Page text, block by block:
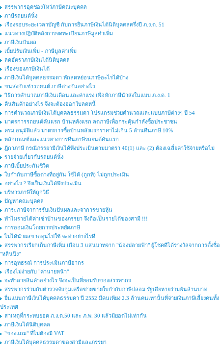
สรรพากรอุดช่องโหว่ภาษีคณะบุคคล
ภาษีรถยนต์นั่ง
เรื่องรอบระยะเวลาบัญชี กับการยื่นภาษีเงินได้นิติบุคคลครึ่งปี ภ.ง.ด. 51
แนวทางปฎิบัติหลังการจดทะเบียนภาษีมูลค่าเพิ่ม
ภาษีเงินปันผล
เบี้ยปรับเงินเพิ่ม - ภาษีมูลค่าเพิ่ม
ลดอัตราภาษีเงินได้นิติบุคคล
เรื่องของภาษีเงินได้
ภาษีเงินได้บุคคลธรรมดา หักลดหย่อนภาษีอะไรได้บ้าง
ขนส่งกับเช่ารถยนต์ ภาษีต่างกันอย่างไร
วิธีการคำนวณภาษีเงินเดือนและค่าแรง เพื่อหักภาษีนำส่งในแบบ ภ.ง.ด. 1
คืนสินค้าอย่างไร จึงจะต้องออกใบลดหนี้
การคำนวณภาษีเงินได้บุคคลธรรมดา โปรแกรมช่วยคำนวณและแบบภาษีต่างๆ ปี 54
มาตรการรถยนต์คันแรก บ้านหลังแรก ลดภาษีเพื่อกระตุ้นกำลังซื้อประชาชน
ครม.อนุมัติแล้ว มาตรการซื้อบ้านหลังแรกราคาไม่เกิน 5 ล้านคืนภาษี 10%
หลักเกณฑ์และแนวทางการคืนภาษีรถยนต์คันแรก
ฎีกาภาษี กรณีภรรยามีเงินได้พึงประเมินตามมาตรา 40(1) และ (2) ต้องเฉลี่ยค่าใช้จ่ายหรือไม่
รายจ่ายเกี่ยวกับรถยนต์นั่ง
ภาษีเบี้ยประกันชีวิต
ใบกำกับภาษีซื้อต่างที่อยู่กัน ใช้ได้ (ถูกที่) ไม่ถูกประเมิน
อย่างไร ? จึงเป็นเงินได้พึงประเมิน
บริหารภาษีให้ถูกวิธี
ปัญหาคณะบุคคล
ภาระภาษีจาการรับเงินปันผลและจาการขายหุ้น
ทำไมรายได้ค่าเช่าบ้านของภรรยา จึงถือเป็นรายได้ของสามี !!!
การออมเงินโดยการประหยัดภาษี
ไม่ได้นำผลขาดทุนไปใช้ จะทำอย่างไรดี
สรรพากรเรียกเก็บภาษีเพิ่ม เกือบ 3 แสนบาทจาก "น้องปลายฟ้า" ผู้โชคดีได้รางวัลจากการตั้งชื่อ
"หลินปิง"
การอุทธรณ์ การประเมินภาษีอากร
เรื่องไม่ง่ายกับ "ค่านายหน้า"
จะทำลายสินค้าอย่างไร จึงจะเป็นที่ยอมรับของสรรพากร
สรรพากรร่วมกับตำรวจจับกุุมเครือข่ายขายใบกำกับภาษีปลอม รัฐเสียหายร่วมพันล้านบาท
ยื่นแบบภาษีเงินได้บุคคลธรรมดา ปี 2552 มีคนเพียง 2.3 ล้านคนเท่านั้นที่จ่ายเงินภาษีเลี้ยงคนทั้ง
ประเทศ
สาเหตุที่กระทบยอด ภ.ง.ด.50 และ ภ.พ. 30 แล้วมียอดไม่เท่ากัน
ภาษีเงินได้นิติบุคคล
"ของแถม" ที่ไม่ต้องมี VAT
ภาษีเงินได้บุคคลธรรมดาของสามีและภรรยา